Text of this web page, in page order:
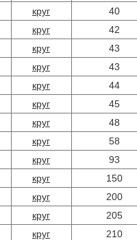
круг
40
круг
42
круг
43
круг
43
круг
44
круг
45
круг
48
круг
58
круг
93
круг
150
круг
200
круг
205
круг
210